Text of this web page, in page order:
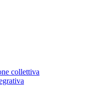
collettiva